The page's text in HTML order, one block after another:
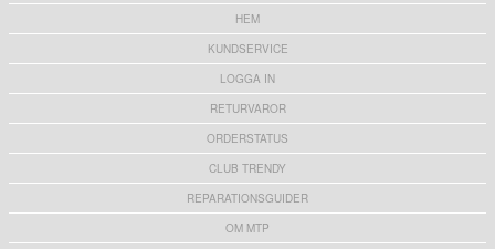
HEM
KUNDSERVICE
LOGGA IN
RETURVAROR
ORDERSTATUS
CLUB TRENDY
REPARATIONSGUIDER
OM MTP